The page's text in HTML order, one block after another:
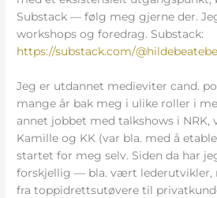
Substack — følg meg gjerne der.
workshops og foredrag. Substack:
https://substack.com/
Jeg er utdannet medieviter cand.
mange år bak meg i ulike roller i
annet jobbet med talkshows i
Kamille og KK (var bla. med å
startet for meg selv. Siden da har
forskjellig — bla. vært lederutvikler,
fra toppidrettsutøvere til